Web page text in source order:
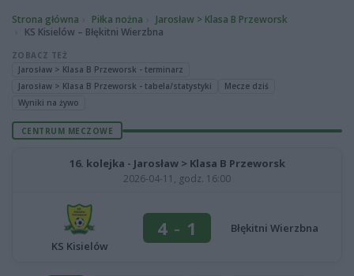
Strona główna Piłka nożna
Jarosław > Klasa B Przeworsk
KS Kisielów – Błękitni Wierzbna
ZOBACZ TEŻ
Jarosław > Klasa B Przeworsk - terminarz
Jarosław > Klasa B Przeworsk - tabela/statystyki
Mecze dziś
Wyniki na żywo
CENTRUM MECZOWE
16. kolejka - Jarosław > Klasa B Przeworsk
2026-04-11, godz. 16:00
KS Kisielów
4 - 1 Błękitni Wierzbna